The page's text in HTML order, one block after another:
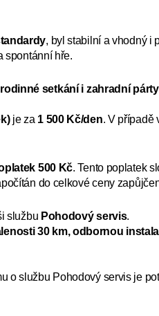
, byl stabilní a vhodný i
spontánní hře.
setkání i zahradní párty
je za 1 500 Kč/den. V případě
500 Kč. Tento poplatek
do celkové ceny
službu Pohodový servis.
30 km, odbornou
o službu Pohodový servis je